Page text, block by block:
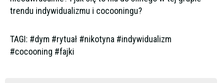
trendu indywidualizmu i cocooningu?
TAGI: #dym #rytuał #nikotyna #indywidualizm
#cocooning #fajki